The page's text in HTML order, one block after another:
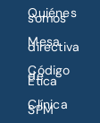
Quiénes
somos
Mesa
directiva
Código
de
Ética
Clínica
SPM